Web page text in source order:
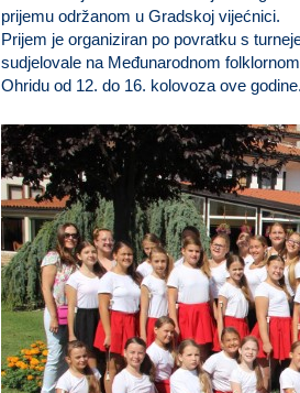
prijemu održanom u Gradskoj vijećnici.
Prijem je organiziran po povratku s
sudjelovale na Međunarodnom
Ohridu od 12. do 16. kolovoza ove godine.